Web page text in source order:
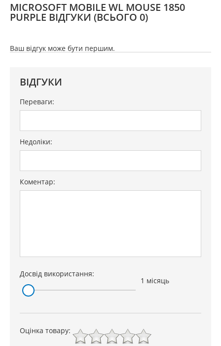
MICROSOFT MOBILE WL MOUSE 1850
PURPLE ВІДГУКИ (ВСЬОГО 0)
Ваш відгук може бути першим.
ВІДГУКИ
Переваги:
Недоліки:
Коментар:
Досвід використання:
1 місяць
Оцінка товару: